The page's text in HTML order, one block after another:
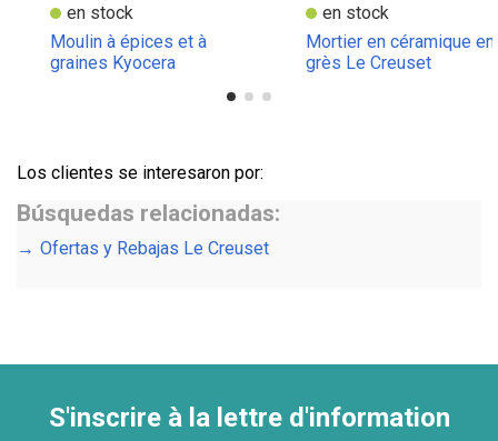
en stock
Moulin à épices et à
graines Kyocera
en stock
Mortier en céramique en
grès Le Creuset
Los clientes se interesaron por:
Búsquedas relacionadas:
Ofertas y Rebajas Le Creuset
S'inscrire à la lettre d'information